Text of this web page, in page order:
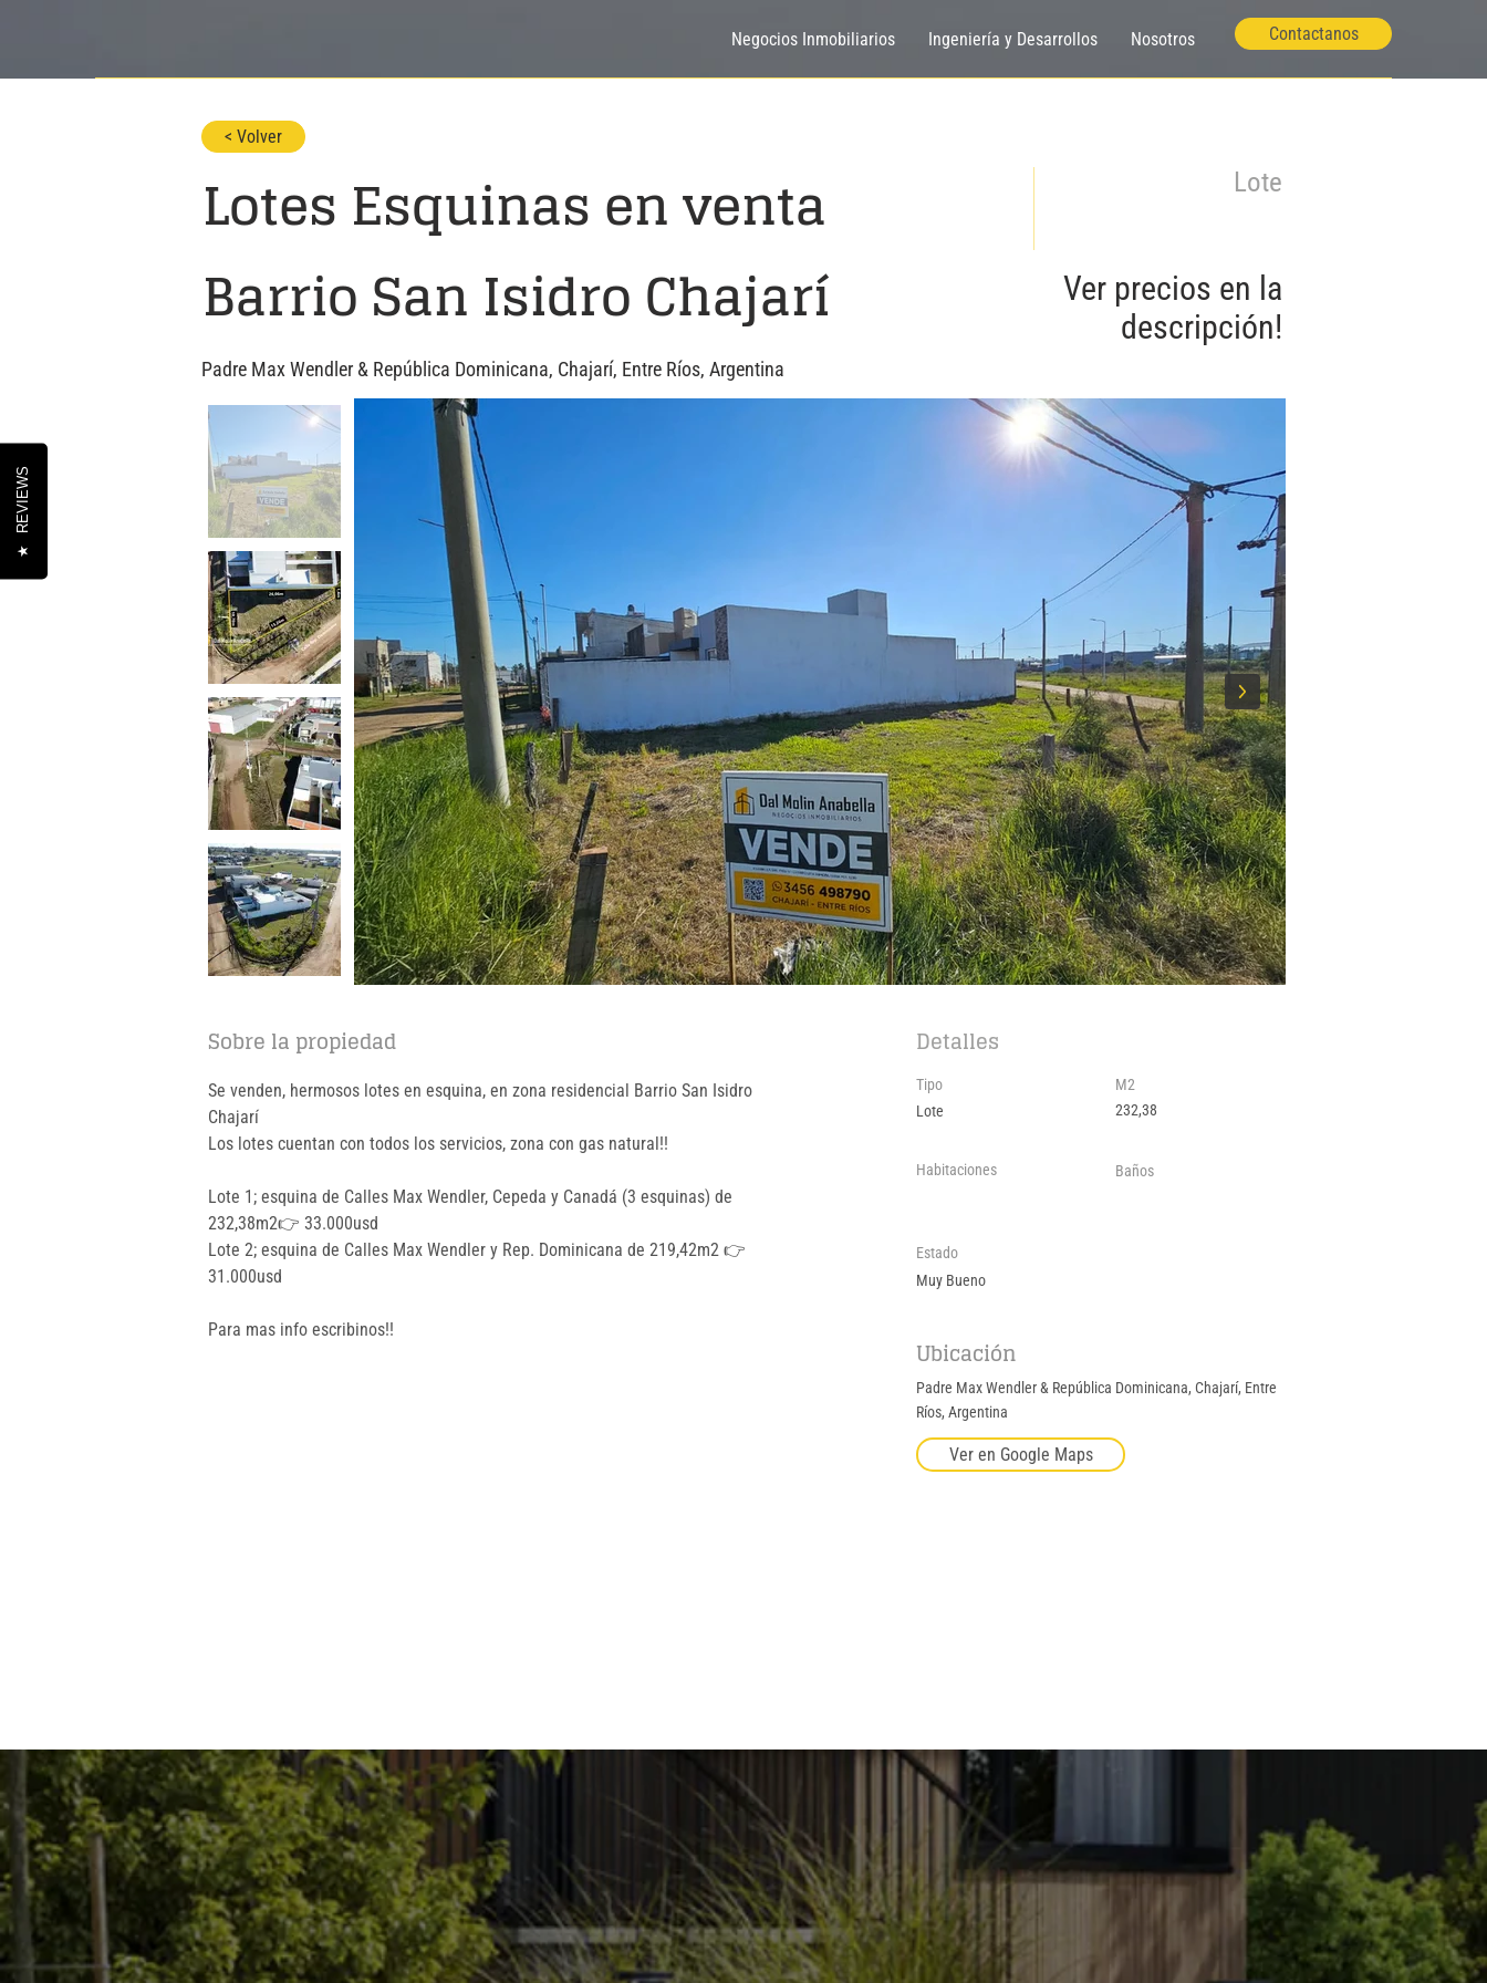
Negocios Inmobiliarios Ingeniería y Desarrollos Nosotros Contactanos
< Volver
Lotes Esquinas en venta
Barrio San Isidro Chajarí
Padre Max Wendler & República Dominicana, Chajarí, Entre Ríos, Argentina
Lote
Ver precios en la
descripción!
Sobre la propiedad
Se venden, hermosos lotes en esquina, en zona residencial Barrio San Isidro
Chajarí
Los lotes cuentan con todos los servicios, zona con gas natural!!
Lote 1; esquina de Calles Max Wendler, Cepeda y Canadá (3 esquinas) de
232,38m2👉 33.000usd
Lote 2; esquina de Calles Max Wendler y Rep. Dominicana de 219,42m2 👉
31.000usd
Para mas info escribinos!!
Detalles
Tipo
Lote
Habitaciones
M2
232,38
Baños
Estado
Muy Bueno
Ubicación
Padre Max Wendler & República Dominicana, Chajarí, Entre
Ríos, Argentina
Ver en Google Maps
★
REVIEWS